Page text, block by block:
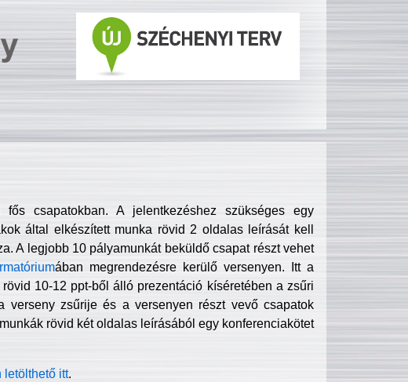
csapatokban. A jelentkezéshez szükséges egy
által elkészített munka rövid 2 oldalas leírását kell
A legjobb 10 pályamunkát beküldő csapat részt vehet
ában megrendezésre kerülő versenyen. Itt a
10-12 ppt-ből álló prezentáció kíséretében a zsűri
verseny zsűrije és a versenyen részt vevő csapatok
rövid két oldalas leírásából egy konferenciakötet
letölthető itt.